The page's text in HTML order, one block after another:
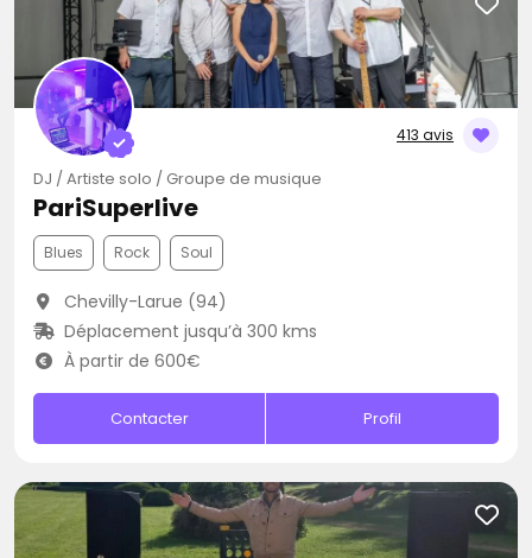
413 avis
DJ / Artiste solo / Groupe de musique
PariSuperlive
Blues Rock Soul
Chevilly-Larue (94)
Déplacement jusqu’à 300 kms
À partir de 600€
Contacter Profil